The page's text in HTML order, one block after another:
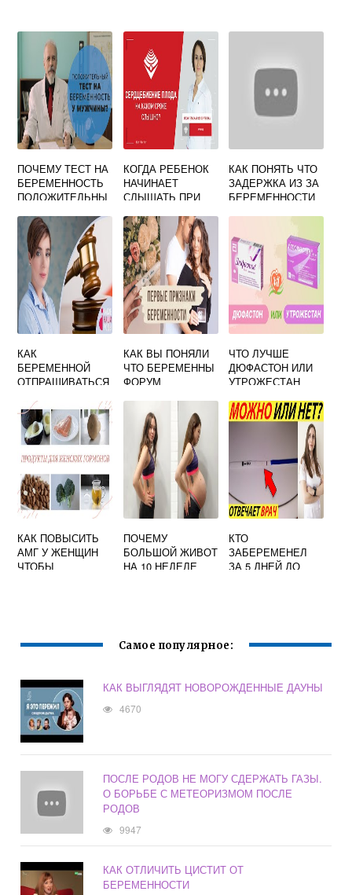
ПОЧЕМУ ТЕСТ НА
БЕРЕМЕННОСТЬ
ПОЛОЖИТЕЛЬНЫ
КОГДА РЕБЕНОК
НАЧИНАЕТ
СЛЫШАТЬ ПРИ
КАК ПОНЯТЬ ЧТО
ЗАДЕРЖКА ИЗ ЗА
БЕРЕМЕННОСТИ
КАК
БЕРЕМЕННОЙ
ОТПРАШИВАТЬСЯ
ВРАЧУ ПРИ
БЕРЕМЕННОСТИ
КАК ВЫ ПОНЯЛИ
ЧТО БЕРЕМЕННЫ
ФОРУМ
ЧТО ЛУЧШЕ
ДЮФАСТОН ИЛИ
УТРОЖЕСТАН
БЕРЕМЕННОСТИ
ФОРУМ
КАК ПОВЫСИТЬ
АМГ У ЖЕНЩИН
ЧТОБЫ
ПОЧЕМУ
БОЛЬШОЙ ЖИВОТ
НА 10 НЕДЕЛЕ
КТО
ЗАБЕРЕМЕНЕЛ
ЗА 5 ДНЕЙ ДО
Самое популярное:
КАК ВЫГЛЯДЯТ НОВОРОЖДЕННЫЕ ДАУНЫ
4670
ПОСЛЕ РОДОВ НЕ МОГУ СДЕРЖАТЬ ГАЗЫ.
О БОРЬБЕ С МЕТЕОРИЗМОМ ПОСЛЕ
РОДОВ
9947
КАК ОТЛИЧИТЬ ЦИСТИТ ОТ
БЕРЕМЕННОСТИ